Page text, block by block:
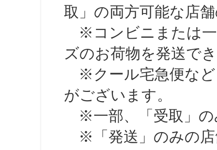
取」の両方可能な店
※コンビニまたは一
ズのお荷物を発送で
※クール宅急便など
がございます。
※一部、「受取」の
※「発送」のみの店